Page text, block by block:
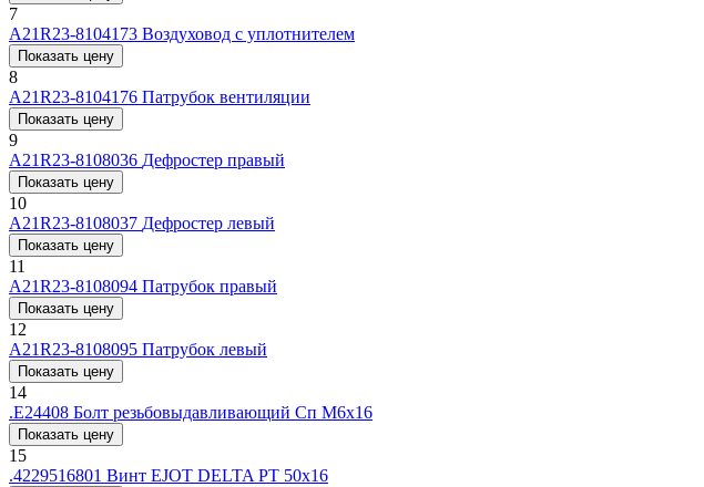
7
А21R23-8104173 Воздуховод с уплотнителем
Показать цену
8
А21R23-8104176 Патрубок вентиляции
Показать цену
9
А21R23-8108036 Дефростер правый
Показать цену
10
А21R23-8108037 Дефростер левый
Показать цену
11
А21R23-8108094 Патрубок правый
Показать цену
12
А21R23-8108095 Патрубок левый
Показать цену
14
.Е24408 Болт резьбовыдавливающий Сп М6х16
Показать цену
15
.4229516801 Винт EJOT DELTA PT 50х16